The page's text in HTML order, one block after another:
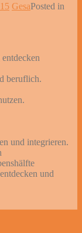
GesaPosted in
beruflich.
und integrieren.
und